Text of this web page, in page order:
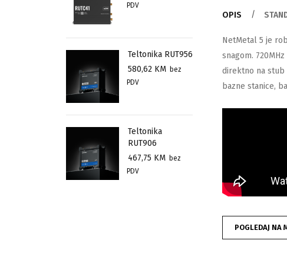
PDV
Teltonika RUT956
580,62 KM bez
PDV
Teltonika
RUT906
467,75 KM bez
PDV
OPIS
NetMetal 5 je
snagom.
direktno na stub
bazne stanice,
POGLEDAJ NA